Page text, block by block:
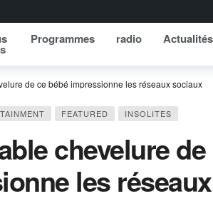
Programmes radio Actualités
de ce bébé impressionne les réseaux sociaux
FEATURED INSOLITES
chevelure
les